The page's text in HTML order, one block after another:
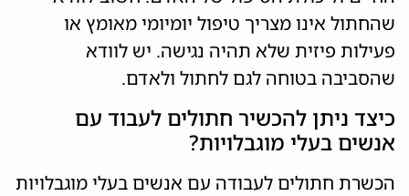
שהחתול אינו מצריך טיפול יומיומי מאומץ או
פעילות פיזית שלא תהיה נגישה. יש לוודא
שהסביבה בטוחה לגם לחתול ולאדם.
כיצד ניתן להכשיר חתולים לעבוד עם
אנשים בעלי מוגבלויות?
הכשרת חתולים לעבודה עם אנשים בעלי מוגבלויות